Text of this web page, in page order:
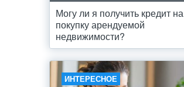
Могу ли я получить кредит на
покупку арендуемой
недвижимости?
ИНТЕРЕСНОЕ